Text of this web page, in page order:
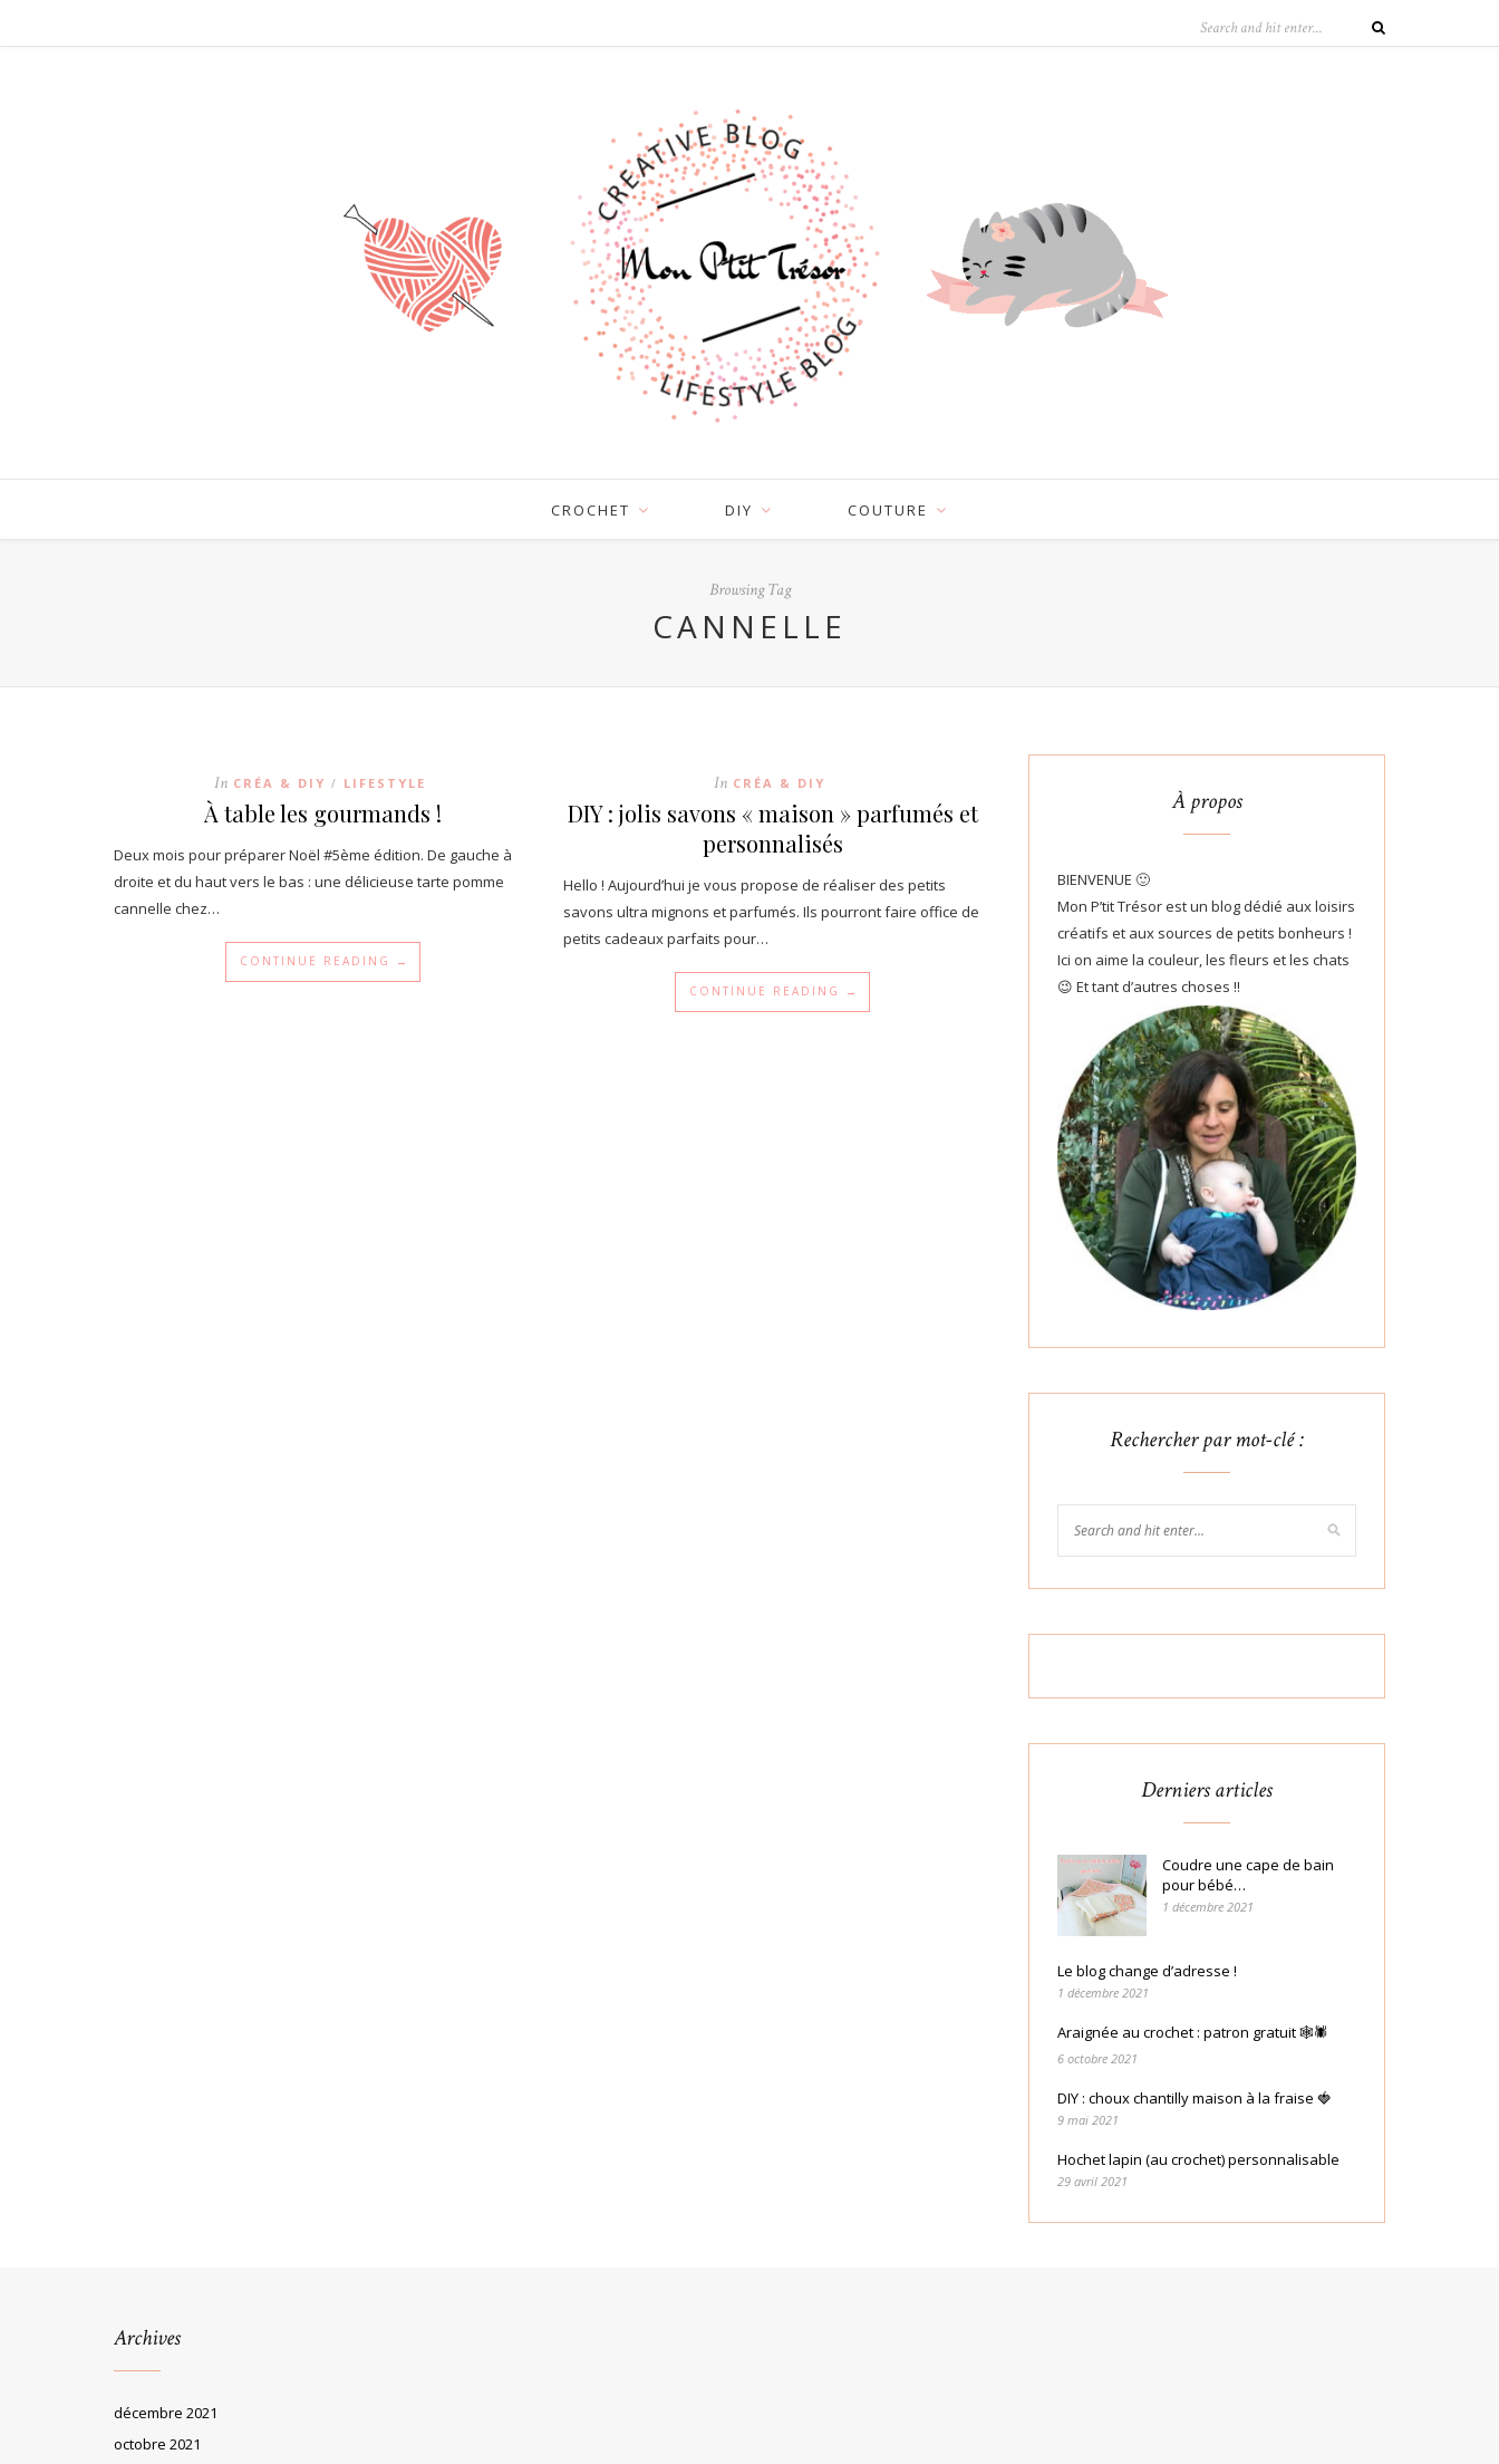
CROCHET DIY COUTURE
Browsing Tag
CANNELLE
In CRÉA & DIY / LIFESTYLE
À table les gourmands !
Deux mois pour préparer Noël #5ème édition. De gauche à
droite et du haut vers le bas : une délicieuse tarte pomme
cannelle chez…
CONTINUE READING →
In CRÉA & DIY
DIY : jolis savons « maison » parfumés et
personnalisés
Hello ! Aujourd’hui je vous propose de réaliser des petits
savons ultra mignons et parfumés. Ils pourront faire office de
petits cadeaux parfaits pour…
CONTINUE READING →
À propos
BIENVENUE 🙂
Mon P’tit Trésor est un blog dédié aux loisirs
créatifs et aux sources de petits bonheurs !
Ici on aime la couleur, les fleurs et les chats
😉 Et tant d’autres choses !!
Rechercher par mot-clé :
Derniers articles
Coudre une cape de bain
pour bébé…
1 décembre 2021
Le blog change d’adresse !
1 décembre 2021
Araignée au crochet : patron gratuit 🕸🕷
6 octobre 2021
DIY : choux chantilly maison à la fraise 🍓
9 mai 2021
Hochet lapin (au crochet) personnalisable
29 avril 2021
Archives
décembre 2021
octobre 2021